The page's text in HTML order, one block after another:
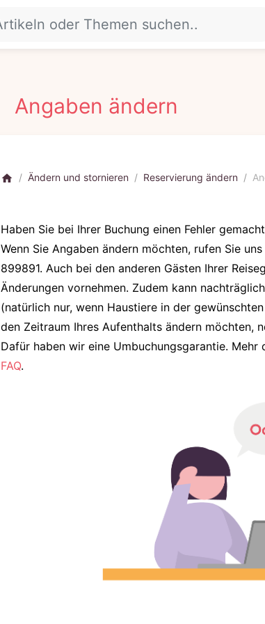
Angaben ändern
home Ändern und stornieren Reservierung ändern
Haben Sie bei Ihrer Buchung einen Fehler
Wenn Sie Angaben ändern möchten, rufen Sie
899891. Auch bei den anderen Gästen Ihrer
Änderungen vornehmen. Zudem kann
(natürlich nur, wenn Haustiere in der
den Zeitraum Ihres Aufenthalts ändern möchten,
Dafür haben wir eine Umbuchungsgarantie. Mehr
FAQ.